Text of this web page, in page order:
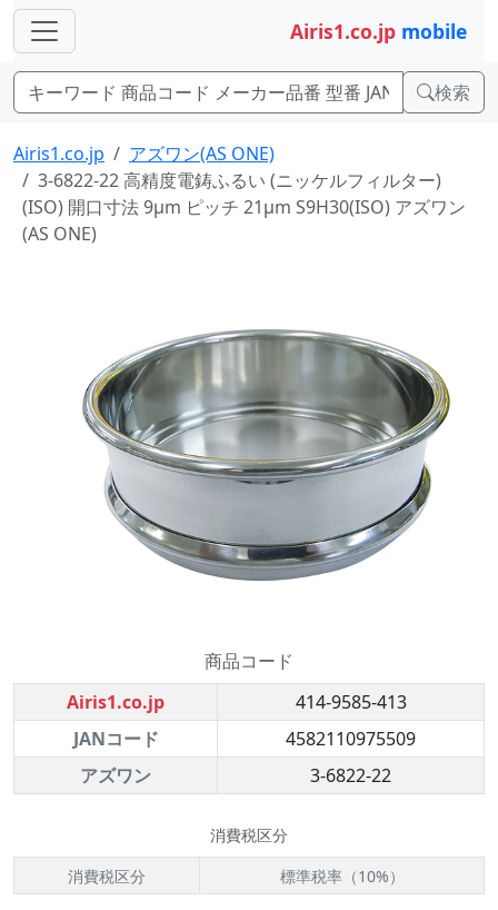
Airis1.co.jp mobile
検索
Airis1.co.jp
アズワン(AS ONE)
3-6822-22 高精度電鋳ふるい (ニッケルフィルター)
(ISO) 開口寸法 9μm ピッチ 21μm S9H30(ISO) アズワン
(AS ONE)
商品コード
Airis1.co.jp
414-9585-413
JANコード
4582110975509
アズワン
3-6822-22
消費税区分
消費税区分
標準税率（10%）